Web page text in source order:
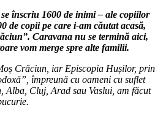
înscriu 1600 de inimi – ale copiilor
de copii pe care i-am căutat acasă,
Caravana nu se termină aici,
vom merge spre alte familii.
Crăciun, iar Episcopia Hușilor, prin
împreună cu oameni cu suflet
Alba, Cluj, Arad sau Vaslui, am făcut